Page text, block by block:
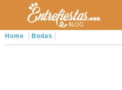
Home Bodas